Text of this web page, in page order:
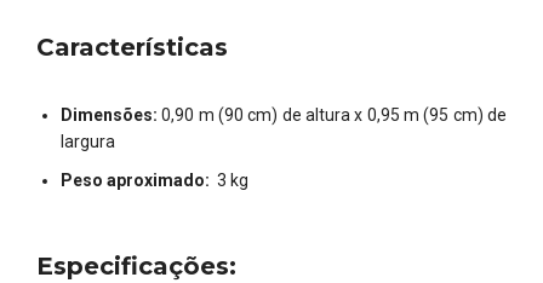
Características
Dimensões: 0,90 m (90 cm) de altura x 0,95 m (95 cm) de
largura
Peso aproximado: 3 kg
Especificações: